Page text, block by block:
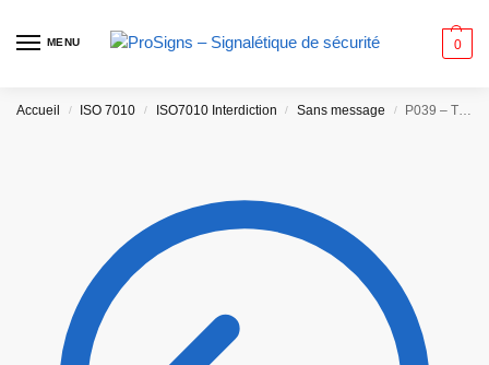
MENU 0
Accueil / ISO 7010 / ISO7010 Interdiction / Sans message / P039 – Travaux à chaud interdits